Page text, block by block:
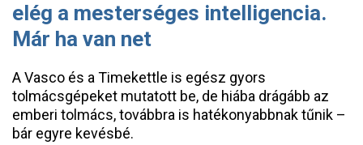
elég a mesterséges intelligencia.
Már ha van net
A Vasco és a Timekettle is egész gyors
tolmácsgépeket mutatott be, de hiába drágább az
emberi tolmács, továbbra is hatékonyabbnak tűnik –
bár egyre kevésbé.